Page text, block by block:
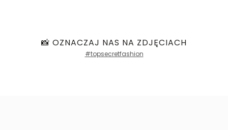
📸 OZNACZAJ NAS NA ZDJĘCIACH
#topsecretfashion